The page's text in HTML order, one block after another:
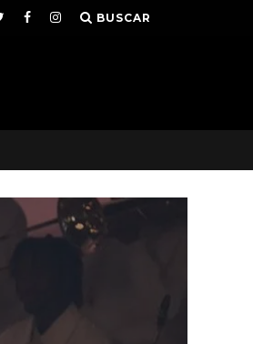
BUSCAR